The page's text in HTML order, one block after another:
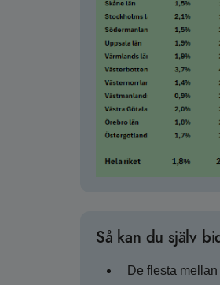
Så kan du själv
De flesta